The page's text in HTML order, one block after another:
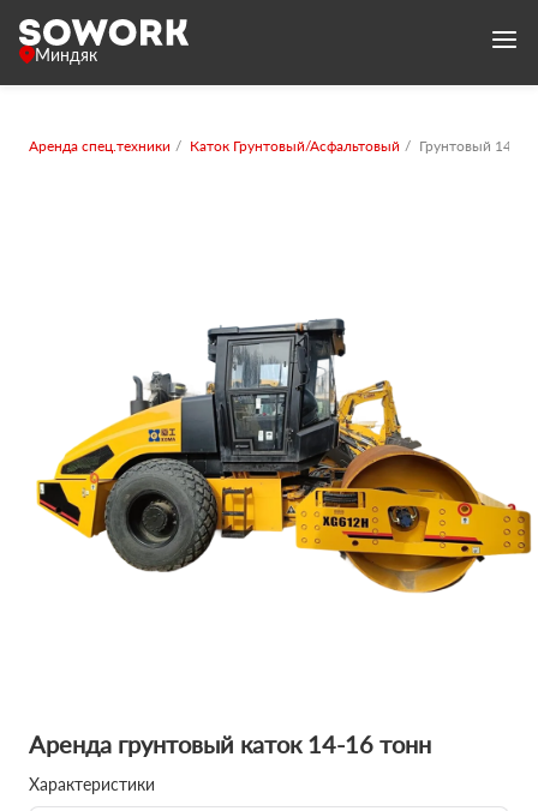
Миндяк
Аренда спец.техники Каток Грунтовый/Асфальтовый Грунтовый 14-16
Аренда грунтовый каток 14-16 тонн
Характеристики